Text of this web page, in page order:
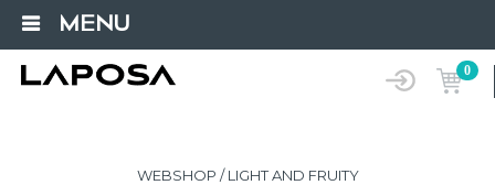
MENU
0
WEBSHOP / LIGHT AND FRUITY